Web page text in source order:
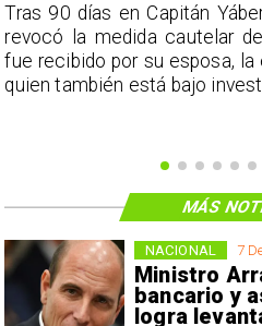
Tras 90 días en Capitán
revocó la medida cautelar
fue recibido por su esposa, la
quien también está bajo
7
Ministro
bancario y
logra
NACIONAL
MÁS